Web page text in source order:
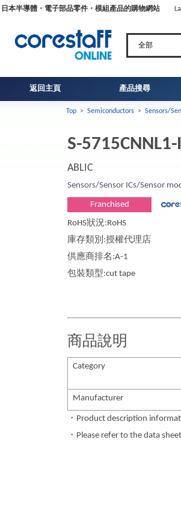
日本半導體・電子部品零件・模組產品的購物網站
返回主頁 產品搜尋
Top > Semiconductors > Sensors/
S-
ABLIC
Sensors/Sensor ICs/Sensor
Franchised
RoHS狀況:RoHS
庫存類別:授權代理店
供應商排名:A-1
包裝類型:cut tape
商品說明
Category
Manufacturer
・Product description
・Please refer to the data